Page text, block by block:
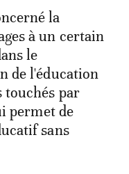
la
à un certain
le
de l'éducation
touchés par
permet de
sans